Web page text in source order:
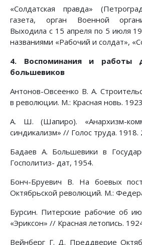
«Солдатская правда»
газета, орган Военной
Выходила с 15 апреля по 5 июля
названиями «Рабочий и солдат»,
4. Воспоминания и работы
большевиков
Антонов-Овсеенко В. А.
в революции. М.: Красная новь.
А. Ш. (Шапиро). «Анархизм-
синдикализм» // Голос труда. 1918.
Бадаев А. Большевики в
Госполитиз- дат, 1954.
Бонч-Бруевич В. На боевых
Октябрьской революций. М.:
Бурсин. Питерские рабочие об
«Эриксон» // Красная летопись.
Вейнберг Г. Д. Преддверие